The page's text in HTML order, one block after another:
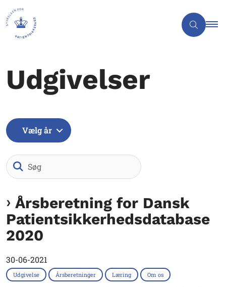
Udgivelser
Vælg år
Årsberetning for Dansk
Patientsikkerhedsdatabase
2020
30-06-2021
Udgivelse Årsberetninger Læring Om os